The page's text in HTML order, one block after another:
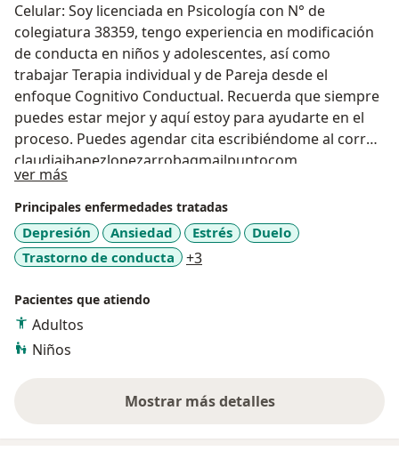
Celular: Soy licenciada en Psicología con N° de
colegiatura 38359, tengo experiencia en modificación
de conducta en niños y adolescentes, así como
trabajar Terapia individual y de Pareja desde el
enfoque Cognitivo Conductual. Recuerda que siempre
puedes estar mejor y aquí estoy para ayudarte en el
proceso. Puedes agendar cita escribiéndome al correo
claudiaibanezlopezarrobagmailpuntocom
ver más
Principales enfermedades tratadas
Depresión Ansiedad Estrés
Duelo
Trastorno de conducta
+3a11y_sr_more_diseases
Pacientes que atiendo
Adultos
Niños
Mostrar más detalles
sobre la experiencia